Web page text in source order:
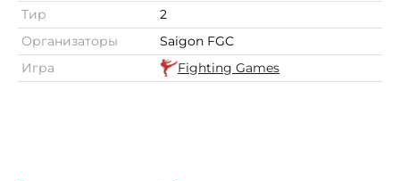
Тир
2
Организаторы
Saigon FGC
Игра
Fighting Games